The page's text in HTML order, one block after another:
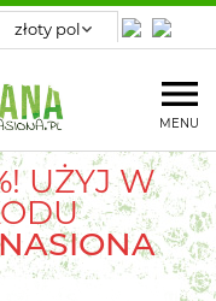
MENU
! UŻYJ W